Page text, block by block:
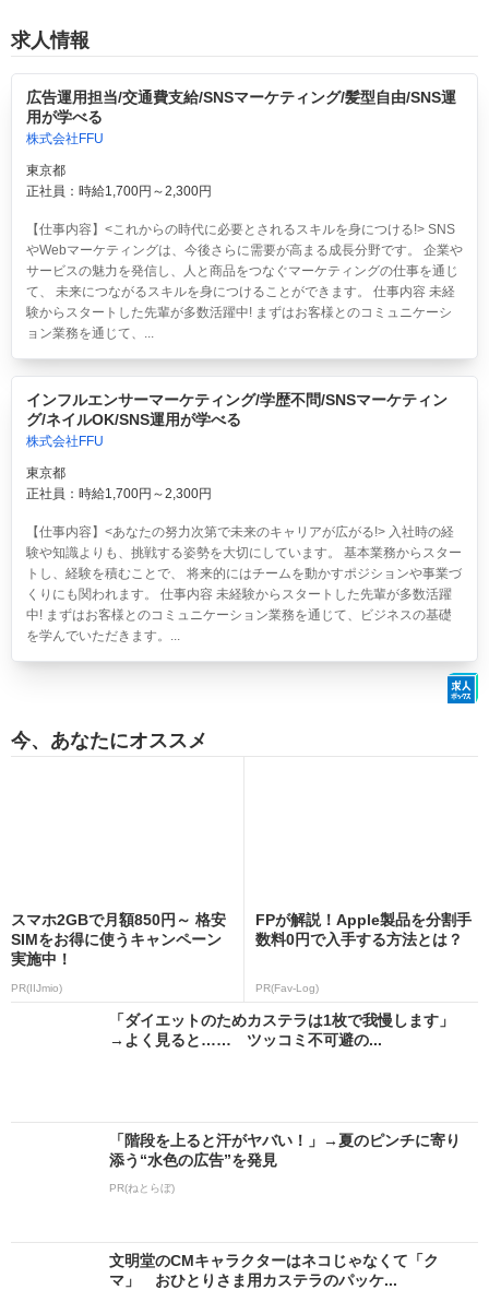
求人情報
広告運用担当/交通費支給/SNSマーケティング/髪型自由/SNS運
用が学べる
株式会社FFU
東京都
正社員：時給1,700円～2,300円
【仕事内容】<これからの時代に必要とされるスキルを身につける!> SNS
やWebマーケティングは、今後さらに需要が高まる成長分野です。 企業や
サービスの魅力を発信し、人と商品をつなぐマーケティングの仕事を通じ
て、 未来につながるスキルを身につけることができます。 仕事内容 未経
験からスタートした先輩が多数活躍中! まずはお客様とのコミュニケーシ
ョン業務を通じて、...
インフルエンサーマーケティング/学歴不問/SNSマーケティン
グ/ネイルOK/SNS運用が学べる
株式会社FFU
東京都
正社員：時給1,700円～2,300円
【仕事内容】<あなたの努力次第で未来のキャリアが広がる!> 入社時の経
験や知識よりも、挑戦する姿勢を大切にしています。 基本業務からスター
トし、経験を積むことで、 将来的にはチームを動かすポジションや事業づ
くりにも関われます。 仕事内容 未経験からスタートした先輩が多数活躍
中! まずはお客様とのコミュニケーション業務を通じて、ビジネスの基礎
を学んでいただきます。...
今、あなたにオススメ
スマホ2GBで月額850円～ 格安
SIMをお得に使うキャンペーン
実施中！
PR(IIJmio)
FPが解説！Apple製品を分割手
数料0円で入手する方法とは？
PR(Fav-Log)
「ダイエットのためカステラは1枚で我慢します」
→よく見ると…… ツッコミ不可避の...
「階段を上ると汗がヤバい！」→夏のピンチに寄り
添う“水色の広告”を発見
PR(ねとらぼ)
文明堂のCMキャラクターはネコじゃなくて「ク
マ」 おひとりさま用カステラのパッケ...